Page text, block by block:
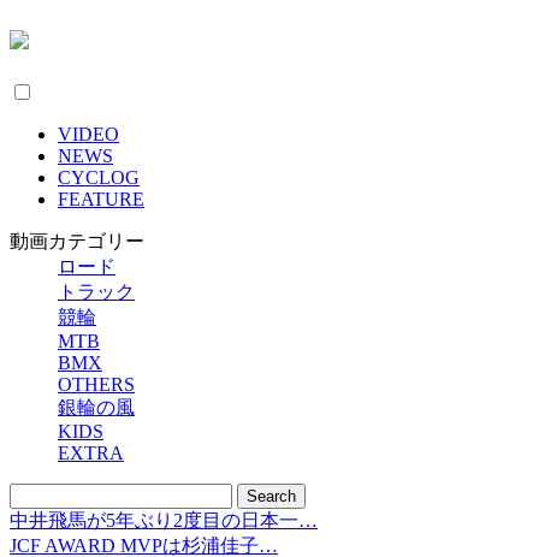
VIDEO
NEWS
CYCLOG
FEATURE
動画カテゴリー
ロード
トラック
競輪
MTB
BMX
OTHERS
銀輪の風
KIDS
EXTRA
中井飛馬が5年ぶり2度目の日本一…
JCF AWARD MVPは杉浦佳子…